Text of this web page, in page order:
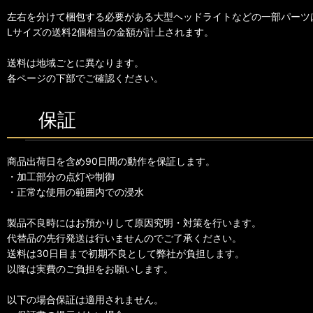
左右を分けて梱包する必要がある大型ヘッドライトなどの一部パーツ
Lサイズの送料2個相当の金額が計上されます。
送料は地域ごとに異なります。
各ページの下部でご確認ください。
保証
商品出荷日を含め90日間の動作を保証します。
・加工部分の点灯や制御
・正常な使用の範囲内での浸水
製品不良時にはお預かりして原因究明・対策を行います。
代替品の先行発送は行いませんのでご了承ください。
送料は30日目まで初期不良として弊社が負担します。
以降は実費のご負担をお願いします。
以下の場合保証は適用されません。